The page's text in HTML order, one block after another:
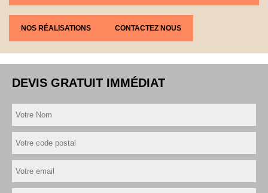
NOS RÉALISATIONS CONTACTEZ NOUS
DEVIS GRATUIT IMMÉDIAT